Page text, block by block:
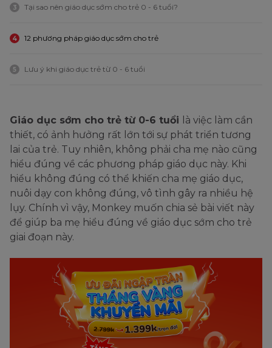
3 Tại sao nên giáo dục sớm cho trẻ 0 - 6 tuổi?
4 12 phương pháp giáo dục sớm cho trẻ
5 Lưu ý khi giáo dục trẻ từ 0 - 6 tuổi
Giáo dục sớm cho trẻ từ 0-6 tuổi
là việc làm cần
thiết, có ảnh hưởng rất lớn tới sự phát triển tương
lai của trẻ. Tuy nhiên, không phải cha mẹ nào cũng
hiểu đúng về các phương pháp giáo dục này. Khi
hiểu không đúng có thể khiến cha mẹ giáo dục,
nuôi dạy con không đúng, vô tình gây ra nhiều hệ
lụy. Chính vì vậy, Monkey muốn chia sẻ bài viết này
để giúp ba mẹ hiểu đúng về giáo dục sớm cho trẻ
giai đoạn này.